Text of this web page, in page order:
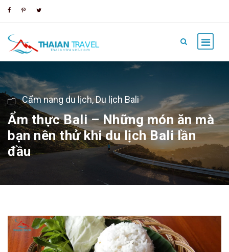
Cẩm nang du lịch,Du lịch Bali
Ẩm thực Bali – Những món ăn mà
bạn nên thử khi du lịch Bali lần
đầu